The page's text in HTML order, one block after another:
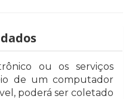
ou os serviços
de um computador
poderá ser coletado